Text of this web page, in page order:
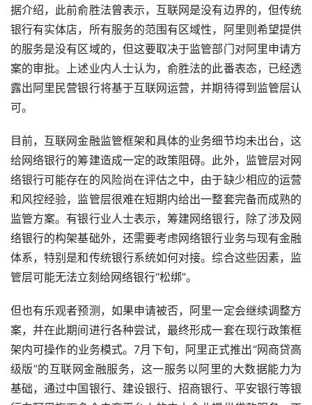
据介绍，此前俞胜法曾表示，互联网是没有边界的，但传统
银行有实体店，所有服务的范围有区域性，阿里则希望提供
的服务是没有区域的，但这要取决于监管部门对阿里申请方
案的审批。上述业内人士认为，俞胜法的此番表态，已经透
露出阿里民营银行将基于互联网运营，并期待得到监管层认
可。
目前，互联网金融监管框架和具体的业务细节均未出台，这
给网络银行的筹建造成一定的政策阻碍。此外，监管层对网
络银行可能存在的风险尚在评估之中，由于缺少相应的运营
和风控经验，监管层很难在短期内给出一整套完备而成熟的
监管方案。有银行业人士表示，筹建网络银行，除了涉及网
络银行的构架基础外，还需要考虑网络银行业务与现有金融
体系，特别是和传统银行系统如何对接。综合这些因素，监
管层可能无法立刻给网络银行“松绑”。
但也有乐观者预测，如果申请被否，阿里一定会继续调整方
案，并在此期间进行各种尝试，最终形成一套在现行政策框
架内可操作的业务模式。7月下旬，阿里正式推出“网商贷高
级版”的互联网金融服务，这一服务以阿里的大数据能力为
基础，通过中国银行、建设银行、招商银行、平安银行等银